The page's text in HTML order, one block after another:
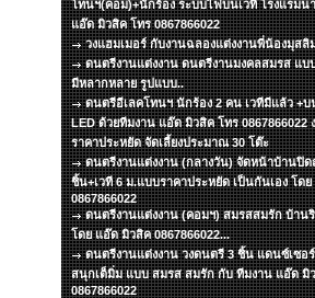
โทนฯ(คอม)+นักร้อง ระบบไฟบนเวที โรงแรมน
แอ๊ด มิวสิค โทร 0867866022
วงแฮมเมอร์ กับงานฉลองแต่งงานพี่น้องมุสลิ
ดนตรีงานแต่งงาน ดนตรีงานมงคลสมรส แบ
มีหลากหลาย รูปแบบ..
ดนตรีอีเลคโทนฯ นักร้อง 2 คน เวทีมีแล้ว +
LED ด้วยทีมงาน แอ๊ด มิวสิค โทร 0867866022
ราคาประหยัด จัดเลี้ยงประมาณ 30 โต๊ะ
ดนตรีงานแต่งงาน (กลางวัน) จัดหน้าบ้านปิ
ชิ้น+เวที 6 ม.แบบราคาประหยัด เป็นกันเอง โด
0867866022
ดนตรีงานแต่งงาน (คอมฯ) สมรสสมรัก บ้าน
โดย แอ๊ด มิวสิค 0867866022...
ดนตรีงานแต่งงาน วงดนตรี 3 ชิ้น แดนซ์เซอ
สนุกเต็มิ่ม แบบ สมรส สมรัก กับ ทีมงาน แอ๊ด มิ
0867866022